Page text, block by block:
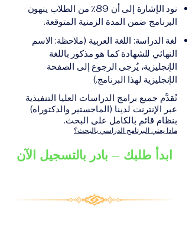
الإلكترونيقد يُطلب تقديم
مستندات إضافية حسب
البرنامج والمؤسسة التعليمية
الأكاديمية المناسبة للبرنامج،
والتي تصدر عن المؤسسة
التعليمية المسؤولة عن تقديم
البرنامج ضمن شبكة VBNN
Smart Education Group.
نود الإشارة إلى أن 89٪ من الطلاب ينهون
البرنامج ضمن المدة الزمنية المتوقعة.
لغة الدراسة: اللغة العربية (ملاحظة: الاسم
النهائي للشهادة كما هو مذكور باللغة
الإنجليزية، يُرجى الرجوع إلى الصفحة
الإنجليزية لهذا البرنامج.)
تُقدَّم جميع برامج الدراسات العليا التنفيذية
عبر الإنترنت لدينا (الماجستير والدكتوراه)
بنظام قائم بالكامل على البحث.
ماذا يعني البرنامج الدراسي بالبحث؟
ابدأ طلبك – بادر بالتسجيل الآن